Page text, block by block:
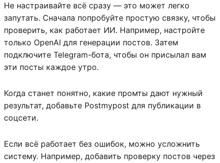
Не настраивайте всё сразу — это может легко
запутать. Сначала попробуйте простую связку, чтобы
проверить, как работает ИИ. Например, настройте
только OpenAI для генерации постов. Затем
подключите Telegram-бота, чтобы он присылал вам
эти посты каждое утро.
Когда станет понятно, какие промты дают нужный
результат, добавьте Postmypost для публикации в
соцсети.
Если всё работает без ошибок, можно усложнить
систему. Например, добавить проверку постов через